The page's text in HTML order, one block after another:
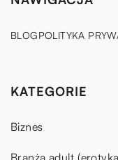
BLOGPOLITYKA
KATEGORIE
Biznes
Branża adult